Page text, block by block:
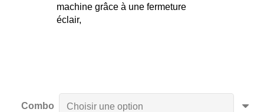
machine grâce à une fermeture
éclair,
Combo